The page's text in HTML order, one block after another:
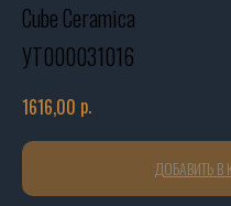
Cube Ceramica
УТ000031016
1616,00 р.
ДОБАВИТЬ В